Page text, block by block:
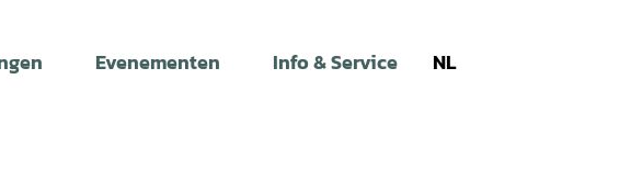
Evenementen Info & Service NL